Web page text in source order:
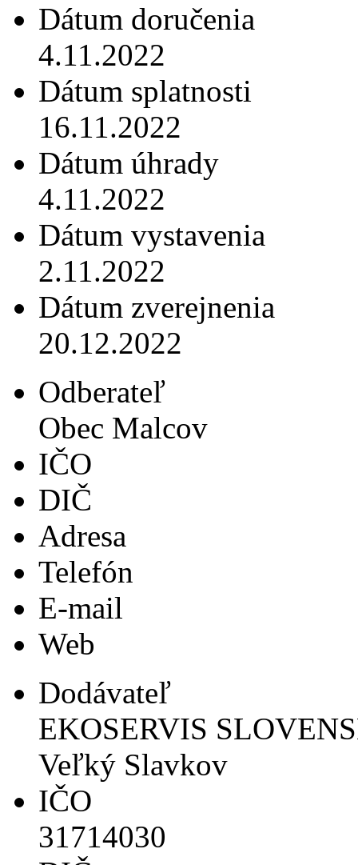
Dátum doručenia
4.11.2022
Dátum splatnosti
16.11.2022
Dátum úhrady
4.11.2022
Dátum vystavenia
2.11.2022
Dátum zverejnenia
20.12.2022
Odberateľ
Obec Malcov
IČO
DIČ
Adresa
Telefón
E-mail
Web
Dodávateľ
EKOSERVIS
Veľký Slavkov
IČO
31714030